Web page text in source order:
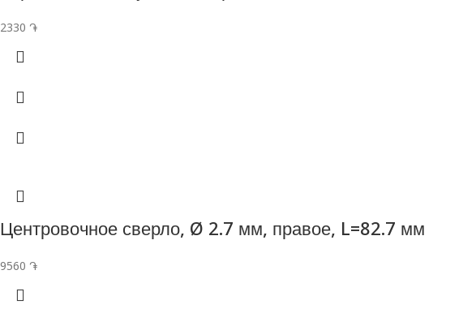
2330 ֏
Центровочное сверло, Ø 2.7 мм, правое, L=82.7 мм
9560 ֏